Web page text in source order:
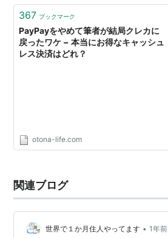
367 ブックマーク
PayPayをやめて筆者が結局クレカに
戻ったワケ − 本当にお得なキャッシュ
レス決済はどれ？
otona-life.com
関連ブログ
世界で１か月住人やってます • 1年前